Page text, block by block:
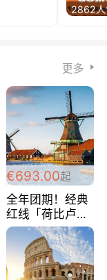
2862
更多
€693.00起
全年团期！经典
红线「荷比卢德
法」七天循环 五
国 仅售99欧/人/
天！巴黎上下！
包拼房~